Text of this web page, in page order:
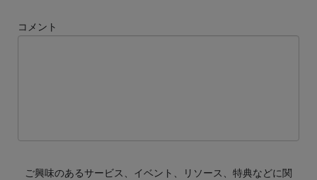
コメント
ご興味のあるサービス、イベント、リソース、特典などに関